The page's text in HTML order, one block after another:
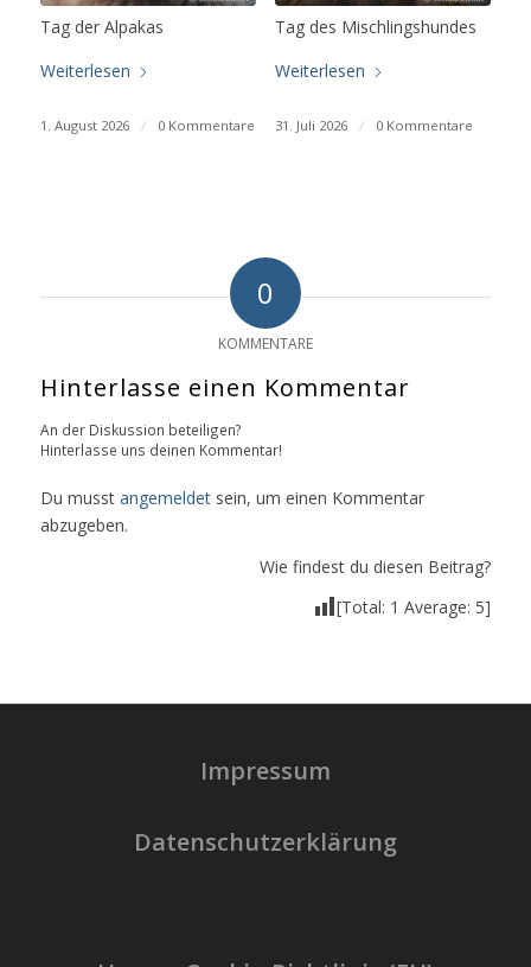
Tag der Alpakas
Weiterlesen
1. August 2026 / 0 Kommentare
Tag des Mischlingshundes
Weiterlesen
31. Juli 2026 / 0 Kommentare
0
KOMMENTARE
Hinterlasse einen Kommentar
An der Diskussion beteiligen?
Hinterlasse uns deinen Kommentar!
Du musst angemeldetsein, um einen Kommentar
abzugeben.
Wie findest du diesen Beitrag?
[Total: 1 Average: 5]
Impressum
Datenschutzerklärung